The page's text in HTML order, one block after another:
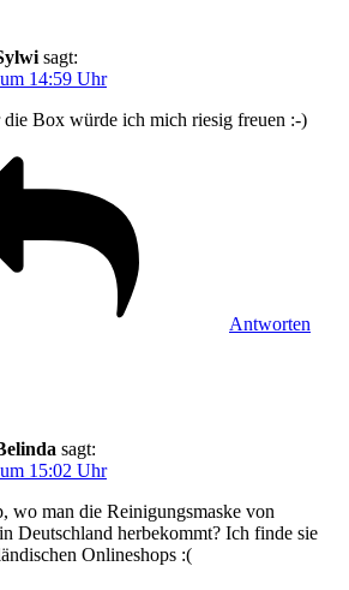
sagt:
14:59 Uhr
die Box würde ich mich riesig freuen :-)
Antworten
sagt:
15:02 Uhr
wo man die Reinigungsmaske von
Deutschland herbekommt? Ich finde sie
Onlineshops :(